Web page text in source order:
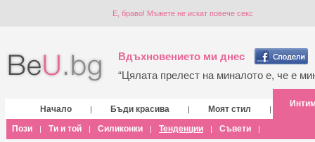
Е, браво! Мъжете не искат повече секс
Вдъхновението ми днес
“Цялата прелест на миналото е, че е
Начало | Бъди красива | Моят стил |
Пози | Ти и той | Силиконки | Тенденции | Съвети |